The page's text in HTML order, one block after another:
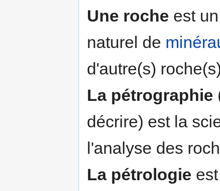
Une roche est
naturel de
d'autre(s)
La pétrographie
décrire) est la
l'analyse des
La pétrologie